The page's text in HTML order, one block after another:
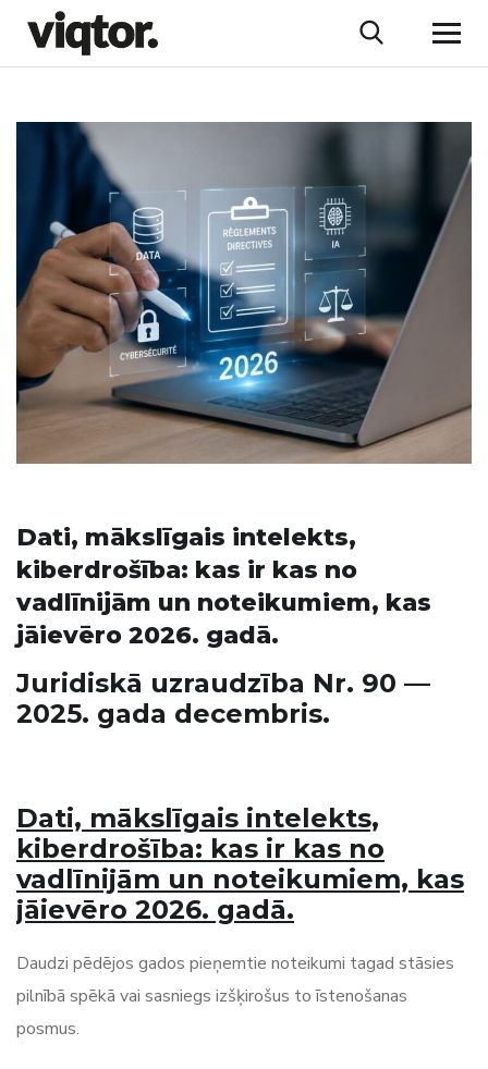
Dati, mākslīgais intelekts,
kiberdrošība: kas ir kas no
vadlīnijām un noteikumiem, kas
jāievēro 2026. gadā.
Juridiskā uzraudzība Nr. 90 —
2025. gada decembris.
Dati, mākslīgais intelekts,
kiberdrošība: kas ir kas no
vadlīnijām un noteikumiem, kas
jāievēro 2026. gadā.
Daudzi pēdējos gados pieņemtie noteikumi tagad stāsies
pilnībā spēkā vai sasniegs izšķirošus to īstenošanas
posmus.